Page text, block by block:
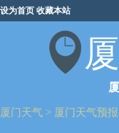
设为首页 收藏本站
厦门天气 > 厦门天气预